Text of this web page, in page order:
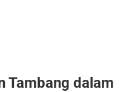
Tambang dalam